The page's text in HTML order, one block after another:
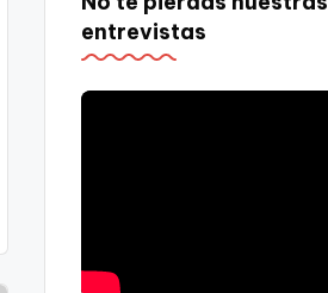
entrevistas